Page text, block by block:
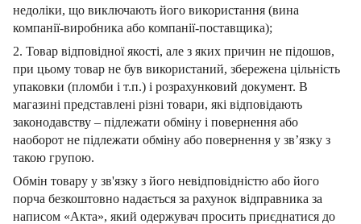
недоліки, що виключають його використання (вина
компанії-виробника або компанії-поставщика);
2. Товар відповідної якості, але з яких причин не підошов,
при цьому товар не був використаний, збережена цільність
упаковки (пломби і т.п.) і розрахунковий документ. В
магазині представлені різні товари, які відповідають
законодавству – підлежати обміну і повернення або
наоборот не підлежати обміну або повернення у зв’язку з
такою групою.
Обмін товару у зв'язку з його невідповідністю або його
порча безкоштовно надається за рахунок відправника за
написом «Акта», який одержувач просить приєднатися до